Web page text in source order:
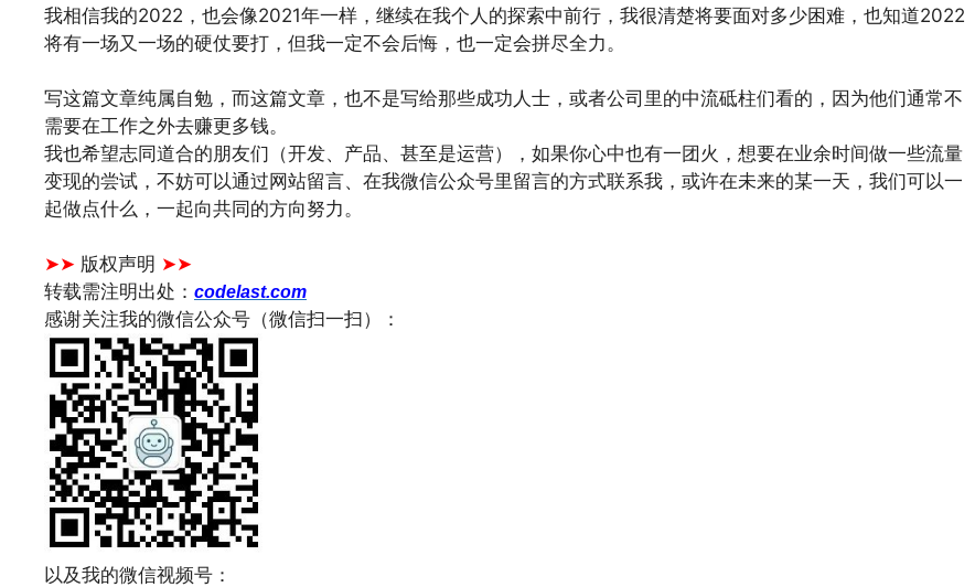
我相信我的2022，也会像2021年一样，继续在我个人的探索中前行，我很清楚将要面对多少困难，也知道2022
将有一场又一场的硬仗要打，但我一定不会后悔，也一定会拼尽全力。
写这篇文章纯属自勉，而这篇文章，也不是写给那些成功人士，或者公司里的中流砥柱们看的，因为他们通常不
需要在工作之外去赚更多钱。
我也希望志同道合的朋友们（开发、产品、甚至是运营），如果你心中也有一团火，想要在业余时间做一些流量
变现的尝试，不妨可以通过网站留言、在我微信公众号里留言的方式联系我，或许在未来的某一天，我们可以一
起做点什么，一起向共同的方向努力。
➤➤ 版权声明 ➤➤
转载需注明出处： codelast.com
感谢关注我的微信公众号（微信扫一扫）：
以及我的微信视频号：